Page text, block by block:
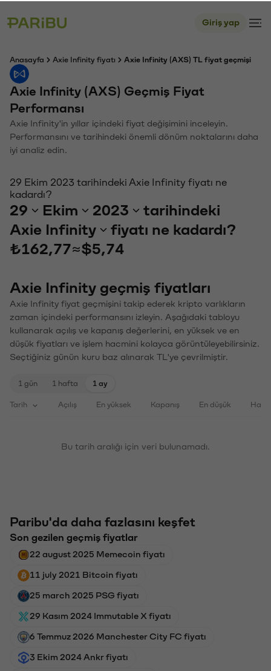
Giriş yap
Anasayfa Axie Infinity fiyatı Axie Infinity (AXS) TL fiyat geçmişi
Axie Infinity (AXS) Geçmiş Fiyat
Performansı
Axie Infinity'in yıllar içindeki fiyat değişimini inceleyin.
Performansını ve tarihindeki önemli dönüm noktalarını daha
iyi analiz edin.
29 Ekim 2023 tarihindeki Axie Infinity fiyatı ne
kadardı?
29 Ekim 2023
tarihindeki
Axie Infinity
fiyatı ne kadardı?
₺162,77≈$5,74
Axie Infinity geçmiş fiyatları
Axie Infinity fiyat geçmişini takip ederek kripto varlıkların
zaman içindeki performansını izleyin. Aşağıdaki tabloyu
kullanarak açılış ve kapanış değerlerini, en yüksek ve en
düşük fiyatları ve işlem hacmini kolayca görüntüleyebilirsiniz.
Seçtiğiniz günün kuru baz alınarak TL'ye çevrilmiştir.
1 gün 1 hafta 1 ay
Tarih Açılış En yüksek Kapanış En düşük
Bu tarih aralığı için veri bulunamadı.
Paribu'da daha fazlasını keşfet
Son gezilen geçmiş fiyatlar
22 august 2025 Memecoin fiyatı
11 july 2021 Bitcoin fiyatı
25 march 2025 PSG fiyatı
29 Kasım 2024 Immutable X fiyatı
6 Temmuz 2026 Manchester City FC fiyatı
3 Ekim 2024 Ankr fiyatı